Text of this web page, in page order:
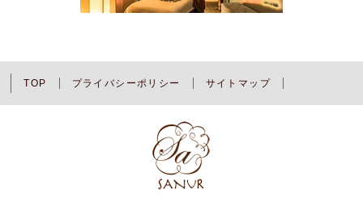
TOP プライバシーポリシー サイトマップ